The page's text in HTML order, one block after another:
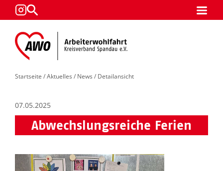
Startseite /Aktuelles / News / Detailansicht
07.05.2025
Abwechslungsreiche Ferien